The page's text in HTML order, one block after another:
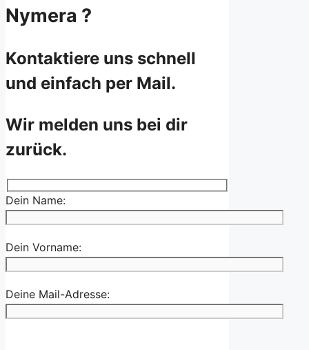
Nymera ?
Kontaktiere uns schnell
und einfach per Mail.
Wir melden uns bei dir
zurück.
Dein Name:
Dein Vorname:
Deine Mail-Adresse: